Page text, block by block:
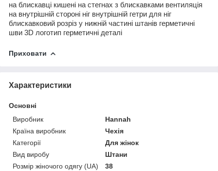
на блискавці кишені на стегнах з блискавками вентиляція
на внутрішній стороні ніг внутрішній гетри для ніг
блискавковий розріз у нижній частині штанів герметичні
шви 3D логотип герметичні деталі
Приховати
Характеристики
Основні
Виробник
Hannah
Країна виробник
Чехія
Категорії
Для жінок
Вид виробу
Штани
Розмір жіночого одягу (UA)
38